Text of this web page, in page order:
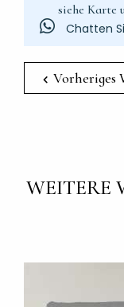
siehe Karte
Chatten
Vorheriges
WEITERE